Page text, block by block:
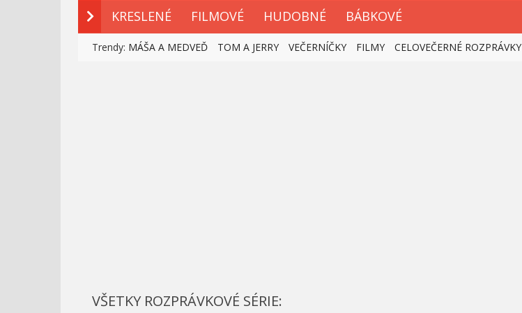
KRESLENÉ FILMOVÉ HUDOBNÉ BÁBKOVÉ
Trendy: MÁŠA A MEDVEĎ TOM A JERRY VEČERNÍČKY FILMY CELOVEČERNÉ ROZPRÁVKY
VŠETKY ROZPRÁVKOVÉ SÉRIE: